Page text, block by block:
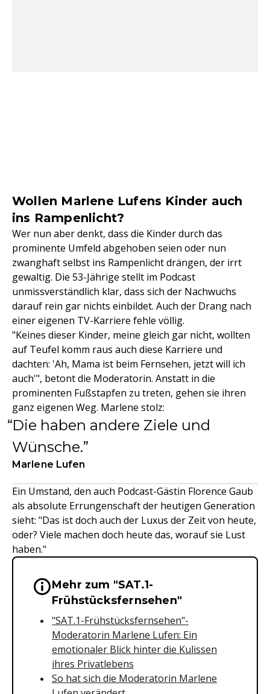
Wollen Marlene Lufens Kinder auch
ins Rampenlicht?
Wer nun aber denkt, dass die Kinder durch das
prominente Umfeld abgehoben seien oder nun
zwanghaft selbst ins Rampenlicht drängen, der irrt
gewaltig. Die 53-Jährige stellt im Podcast
unmissverständlich klar, dass sich der Nachwuchs
darauf rein gar nichts einbildet. Auch der Drang nach
einer eigenen TV-Karriere fehle völlig.
"Keines dieser Kinder, meine gleich gar nicht, wollten
auf Teufel komm raus auch diese Karriere und
dachten: 'Ah, Mama ist beim Fernsehen, jetzt will ich
auch'", betont die Moderatorin. Anstatt in die
prominenten Fußstapfen zu treten, gehen sie ihren
ganz eigenen Weg. Marlene stolz:
Die haben andere Ziele und
Wünsche.
Marlene Lufen
Ein Umstand, den auch Podcast-Gästin Florence Gaub
als absolute Errungenschaft der heutigen Generation
sieht: "Das ist doch auch der Luxus der Zeit von heute,
oder? Viele machen doch heute das, worauf sie Lust
haben."
Wichtige Hinweise &
Mehr zum "SAT.1-
Frühstücksfernsehen"
"SAT.1-Frühstücksfernsehen"-
Moderatorin Marlene Lufen: Ein
emotionaler Blick hinter die Kulissen
ihres Privatlebens
So hat sich die Moderatorin Marlene